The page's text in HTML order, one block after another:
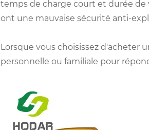
temps de charge court et durée de
ont une mauvaise sécurité anti-
Lorsque vous choisissez d'acheter
personnelle ou familiale pour